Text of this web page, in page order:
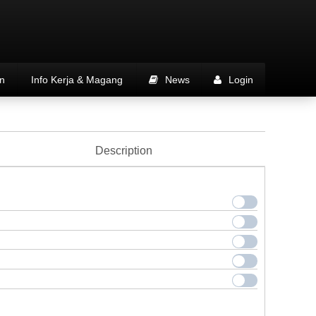
Info Kerja & Magang News Login
Description